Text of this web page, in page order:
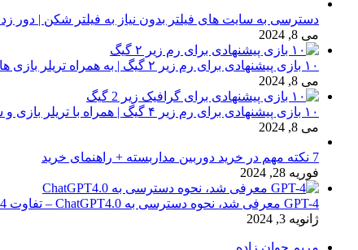
دسترسی به سایت های فیلتر بدون نیاز به فیلتر شکن | دور
می 8, 2024
۱۰ بازی پیشنهادی برای رم زیر ۲ گیگ | به همراه تریلر بازی ها
می 8, 2024
۱۰ بازی پیشنهادی برای رم زیر ۴ گیگ | همراه با تریلر بازی و سیستم مورد نیاز
می 8, 2024
7 نکته مهم در خرید دوربین مداربسته + راهنمای خرید
فوریه 28, 2024
GPT-4 معرفی شد، نحوه دسترسی به ChatGPT4.0 – تفاوت chat GPT-4 با نسخه 3.5
ژانویه 3, 2024
مریم جوان زاده